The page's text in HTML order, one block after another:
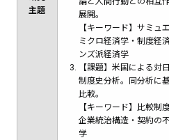
主題
展開。
【キーワード】サミュ
ミクロ経済学・制度経
ンズ派経済学
【課題】米国による対
制度史分析。同分析に
比較。
【キーワード】比較制
企業統治構造・契約の
学